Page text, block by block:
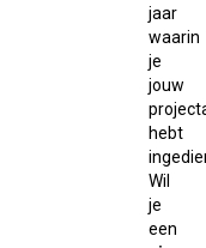
jaar
waarin
je
jouw
hebt
Wil
je
een